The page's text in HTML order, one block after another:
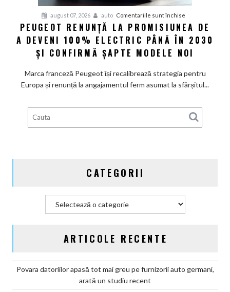
august 07, 2026 auto Comentariile sunt închise
Peugeot
renunță
la
de
a
electric
până
modele
PEUGEOT RENUNȚĂ LA PROMISIUNEA DE
A DEVENI 100% ELECTRIC PÂNĂ ÎN 2030
ȘI CONFIRMĂ ȘAPTE MODELE NOI
Marca franceză Peugeot își recalibrează strategia pentru
Europa și renunță la angajamentul ferm asumat la sfârșitul...
CATEGORII
ARTICOLE RECENTE
Povara datoriilor apasă tot mai greu pe furnizorii auto germani,
arată un studiu recent